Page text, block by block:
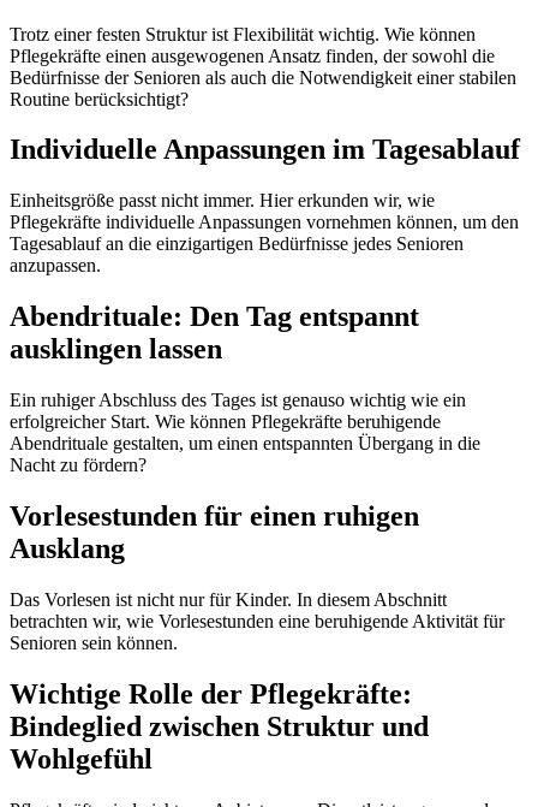
Trotz einer festen Struktur ist Flexibilität wichtig. Wie können
Pflegekräfte einen ausgewogenen Ansatz finden, der sowohl die
Bedürfnisse der Senioren als auch die Notwendigkeit einer stabilen
Routine berücksichtigt?
Individuelle Anpassungen im Tagesablauf
Einheitsgröße passt nicht immer. Hier erkunden wir, wie
Pflegekräfte individuelle Anpassungen vornehmen können, um den
Tagesablauf an die einzigartigen Bedürfnisse jedes Senioren
anzupassen.
Abendrituale: Den Tag entspannt
ausklingen lassen
Ein ruhiger Abschluss des Tages ist genauso wichtig wie ein
erfolgreicher Start. Wie können Pflegekräfte beruhigende
Abendrituale gestalten, um einen entspannten Übergang in die
Nacht zu fördern?
Vorlesestunden für einen ruhigen
Ausklang
Das Vorlesen ist nicht nur für Kinder. In diesem Abschnitt
betrachten wir, wie Vorlesestunden eine beruhigende Aktivität für
Senioren sein können.
Wichtige Rolle der Pflegekräfte:
Bindeglied zwischen Struktur und
Wohlgefühl